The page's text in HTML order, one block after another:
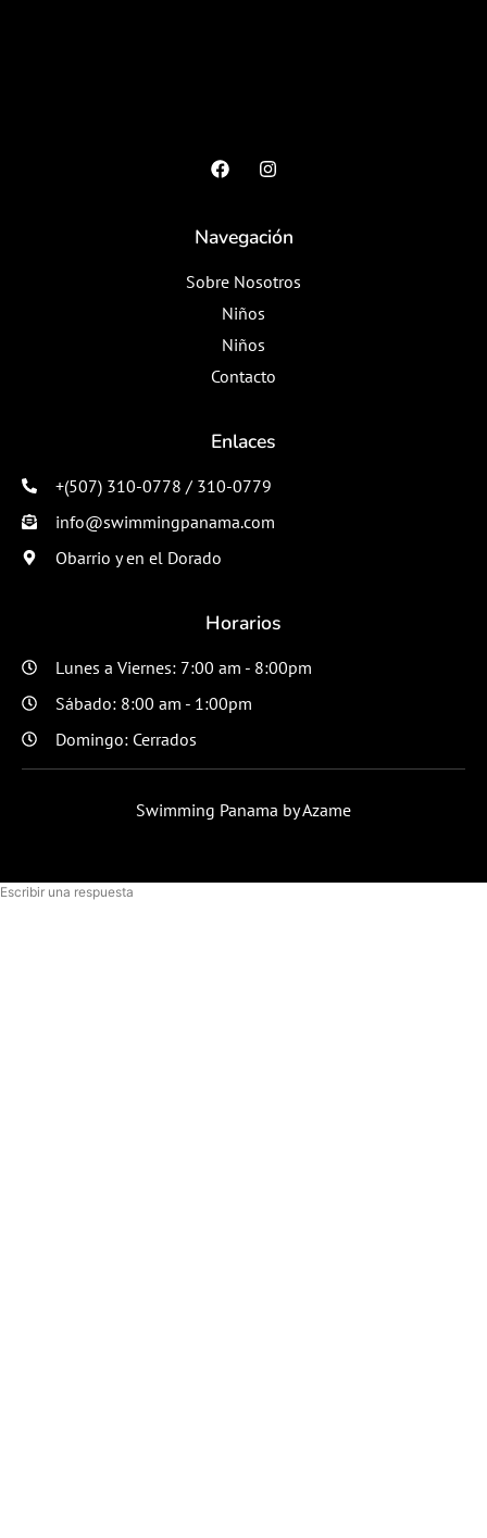
Navegación
Sobre Nosotros
Niños
Niños
Contacto
Enlaces
+(507) 310-0778 / 310-0779
info@swimmingpanama.com
Obarrio y en el Dorado
Horarios
Lunes a Viernes: 7:00 am - 8:00pm
Sábado: 8:00 am - 1:00pm
Domingo: Cerrados
Swimming Panama by Azame
Escribir una respuesta